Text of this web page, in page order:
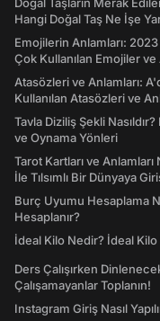
Hangi Doğal Taş Ne İşe
Emojilerin Anlamları:
Çok Kullanılan Emojiler ve
Atasözleri ve Anlamları:
Kullanılan Atasözleri ve
Tavla Diziliş Şekli
ve Oynama Yönleri
Tarot Kartları ve
İle Tılsımlı Bir Dünyaya
Burç Uyumu Hesaplama
Hesaplanır?
İdeal Kilo Nedir? İdeal Kilo
Ders Çalışırken
Çalışamayanlar Toplanın!
Instagram Giriş Nasıl